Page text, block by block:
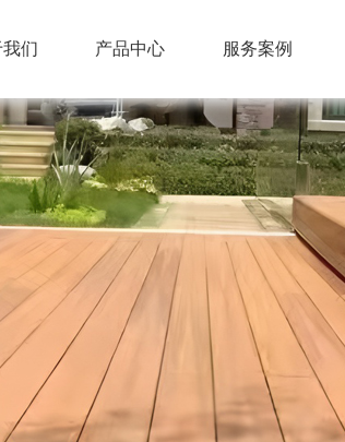
们 产品中心 服务案例